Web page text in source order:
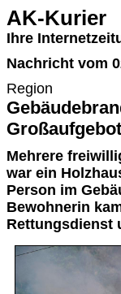
AK-Kurier
Ihre
Nachricht vom
Region
Mehrere
war ein
Person im
Bewohnerin
Rettungsdienst